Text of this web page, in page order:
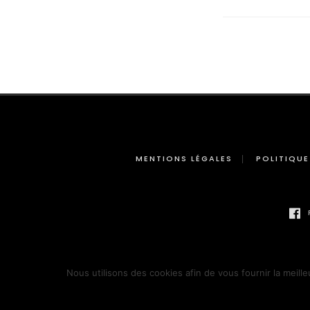
MENTIONS LÉGALES
Nous utilisons des cookies afin de vous fournir la